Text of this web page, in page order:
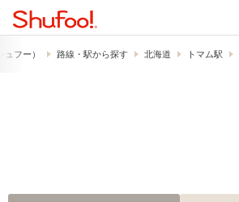
フー） 路線・駅から探す 北海道 トマム駅